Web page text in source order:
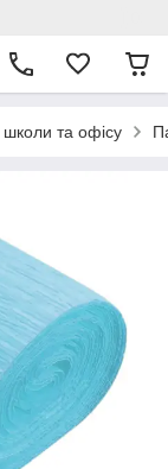
та офісу